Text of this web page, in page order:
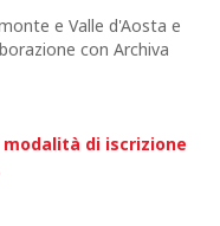
e Valle d'Aosta e
con Archiva
di iscrizione